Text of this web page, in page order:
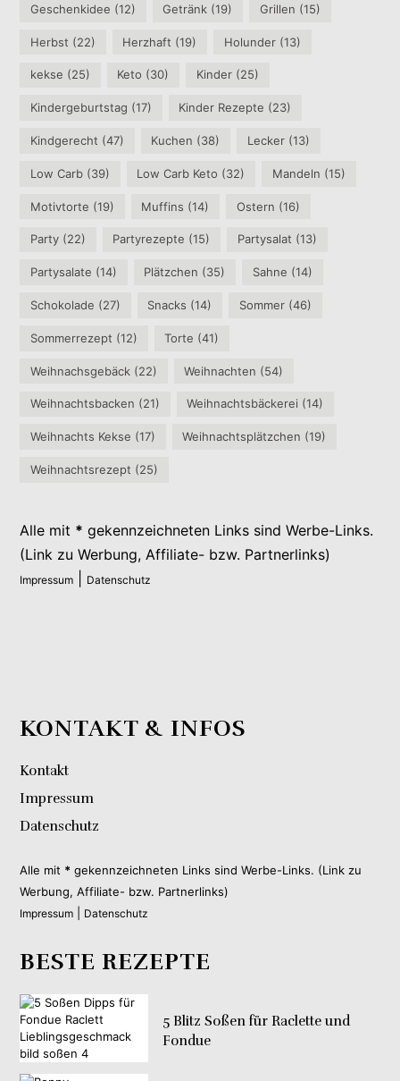
Geschenkidee (12) Getränk (19) Grillen (15)
Herbst (22) Herzhaft (19) Holunder(13)
kekse (25) Keto (30) Kinder(25)
Kindergeburtstag (17) Kinder Rezepte (23)
Kindgerecht (47) Kuchen (38) Lecker(13)
Low Carb (39) Low Carb Keto (32) Mandeln (15)
Motivtorte (19) Muffins (14) Ostern (16)
Party (22) Partyrezepte (15) Partysalat (13)
Partysalate (14) Plätzchen (35) Sahne (14)
Schokolade (27) Snacks (14) Sommer(46)
Sommerrezept (12) Torte (41)
Weihnachsgebäck (22) Weihnachten (54)
Weihnachtsbacken (21) Weihnachtsbäckerei (14)
Weihnachts Kekse (17) Weihnachtsplätzchen (19)
Weihnachtsrezept (25)
Alle mit * gekennzeichneten Links sind Werbe-Links.
(Link zu Werbung, Affiliate- bzw. Partnerlinks)
Impressum Datenschutz
KONTAKT & INFOS
Kontakt
Impressum
Datenschutz
Alle mit * gekennzeichneten Links sind Werbe-Links. (Link zu
Werbung, Affiliate- bzw. Partnerlinks)
Impressum Datenschutz
BESTE REZEPTE
5 Blitz Soßen für Raclette und
Fondue